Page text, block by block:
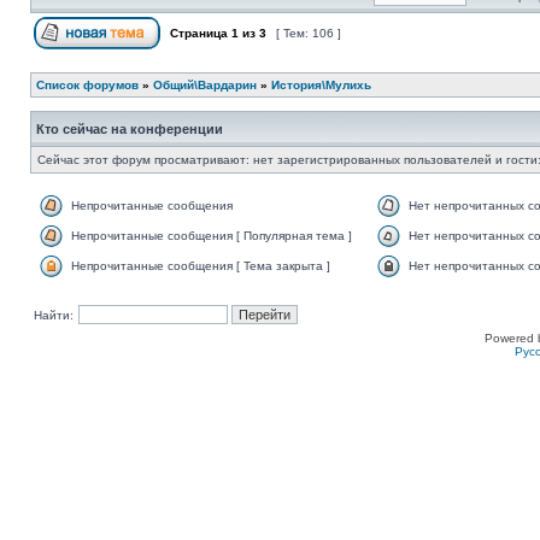
Страница 1 из 3 [ Тем: 106 ]
Список форумов » Общий\Вардарин » История\Мулихь
Кто сейчас на конференции
Сейчас этот форум просматривают: нет зарегистрированных пользователей и
Непрочитанные сообщения Нет непрочитанных
Непрочитанные сообщения [ Популярная тема ] Нет непрочитанных
Непрочитанные сообщения [ Тема закрыта ] Нет непрочитанных
Найти:
Powered